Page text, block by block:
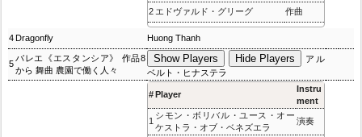
2 エドヴァルド・グリーグ 作曲
4Dragonfly Huong Thanh
5
バレエ《エスタンシア》 作品8
から 舞曲 農園で働く人々
Show Players Hide Players
アル
ベルト・ヒナステラ
#Player
Instru
ment
1
シモン・ボリバル・ユース・オー
ケストラ・オブ・ベネズエラ
演奏